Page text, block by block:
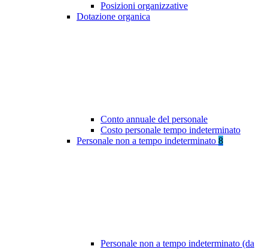
Posizioni organizzative
Dotazione organica
Conto annuale del personale
Costo personale tempo indeterminato
Personale non a tempo indeterminato 8
Personale non a tempo indeterminato (da